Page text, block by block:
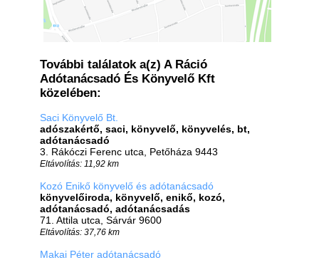
További találatok a(z) A Ráció
Adótanácsadó És Könyvelő Kft
közelében:
Saci Könyvelő Bt.
adószakértő, saci, könyvelő, könyvelés, bt,
adótanácsadó
3. Rákóczi Ferenc utca, Petőháza 9443
Eltávolítás: 11,92 km
Kozó Enikő könyvelő és adótanácsadó
könyvelőiroda, könyvelő, enikő, kozó,
adótanácsadó, adótanácsadás
71. Attila utca, Sárvár 9600
Eltávolítás: 37,76 km
Makai Péter adótanácsadó